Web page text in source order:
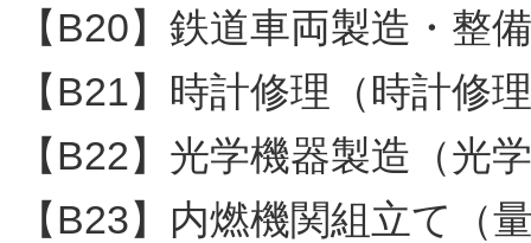
【B20】鉄道車両製造・整
【B21】時計修理（時計修
【B22】光学機器製造（光
【B23】内燃機関組立て（